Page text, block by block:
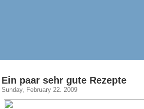
Ein paar sehr gute Rezepte
Sunday, February 22. 2009